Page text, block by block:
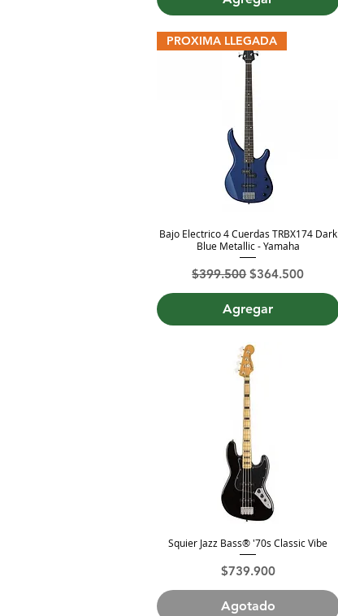
Vista rápida
PROXIMA LLEGADA
Bajo Electrico 4 Cuerdas TRBX174 Dark
Blue Metallic - Yamaha
Precio
$399.500Precio de oferta
$364.500
Agregar
Vista rápida
Squier Jazz Bass® '70s Classic Vibe
Precio
$739.900
Agotado